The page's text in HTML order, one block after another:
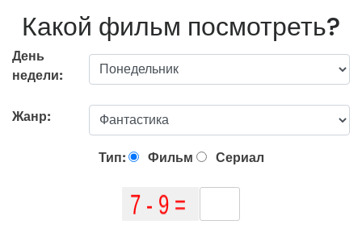
Какой фильм посмотреть?
День
недели:
Жанр:
Тип: Фильм Сериал